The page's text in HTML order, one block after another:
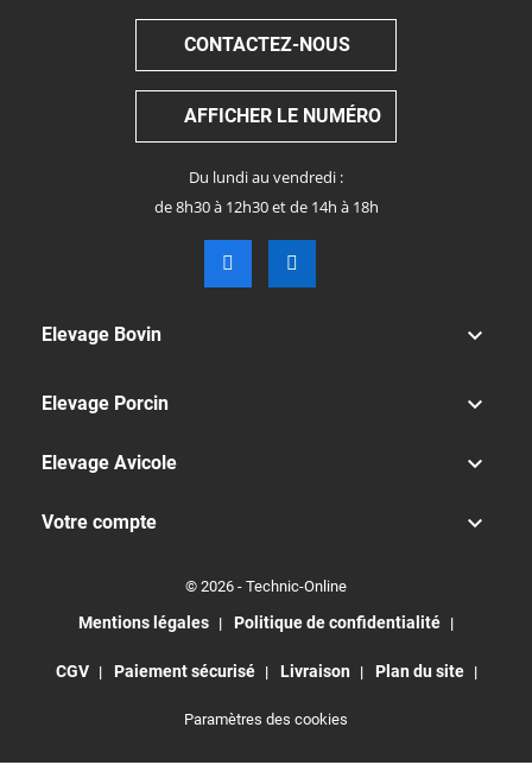
CONTACTEZ-NOUS
AFFICHER LE NUMÉRO
Du lundi au vendredi :
de 8h30 à 12h30 et de 14h à 18h
Elevage Bovin 
Elevage Porcin 
Elevage Avicole 
Votre compte 
© 2026 - Technic-Online
Mentions légales Politique de confidentialité
CGV Paiement sécurisé Livraison Plan du site
Paramètres des cookies